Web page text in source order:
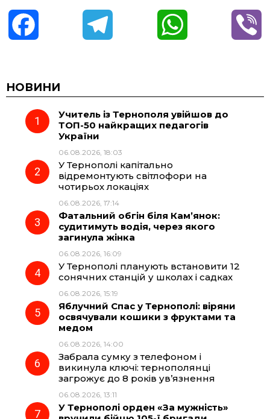
c
e
o
k
e
r
a
m
t
A
НОВИНИ
Учитель із Тернополя увійшов до
ТОП-50 найкращих педагогів
України
06.08.2026, 18:03
У Тернополі капітально
відремонтують світлофори на
чотирьох локаціях
06.08.2026, 17:14
Фатальний обгін біля Кам’янок:
судитимуть водія, через якого
загинула жінка
06.08.2026, 16:09
У Тернополі планують встановити 12
сонячних станцій у школах і садках
06.08.2026, 15:19
Яблучний Спас у Тернополі: віряни
освячували кошики з фруктами та
медом
06.08.2026, 14:00
Забрала сумку з телефоном і
викинула ключі: тернополянці
загрожує до 8 років ув’язнення
06.08.2026, 13:11
У Тернополі орден «За мужність»